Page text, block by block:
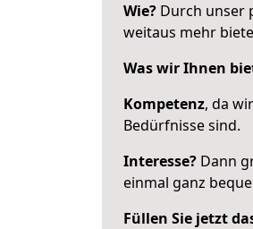
Wie? Durch unser
weitaus mehr
Was wir Ihnen
Kompetenz, da
Bedürfnisse sind.
Interesse? Dann
einmal ganz
Füllen Sie jetzt